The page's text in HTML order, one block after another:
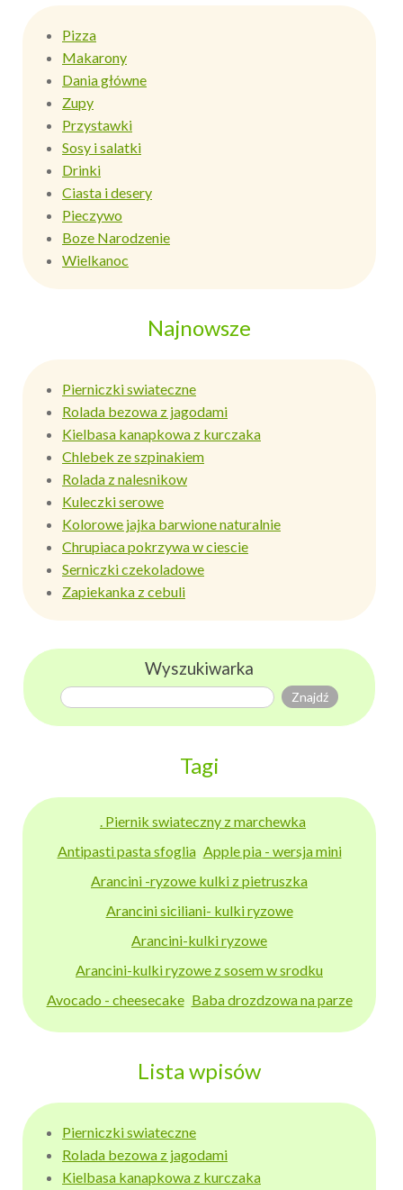
Pizza
Makarony
Dania główne
Zupy
Przystawki
Sosy i salatki
Drinki
Ciasta i desery
Pieczywo
Boze Narodzenie
Wielkanoc
Najnowsze
Pierniczki swiateczne
Rolada bezowa z jagodami
Kielbasa kanapkowa z kurczaka
Chlebek ze szpinakiem
Rolada z nalesnikow
Kuleczki serowe
Kolorowe jajka barwione naturalnie
Chrupiaca pokrzywa w ciescie
Serniczki czekoladowe
Zapiekanka z cebuli
Wyszukiwarka
Tagi
. Piernik swiateczny z marchewka
Antipasti pasta sfoglia Apple pia - wersja mini
Arancini -ryzowe kulki z pietruszka
Arancini siciliani- kulki ryzowe
Arancini-kulki ryzowe
Arancini-kulki ryzowe z sosem w srodku
Avocado - cheesecake Baba drozdzowa na parze
Lista wpisów
Pierniczki swiateczne
Rolada bezowa z jagodami
Kielbasa kanapkowa z kurczaka